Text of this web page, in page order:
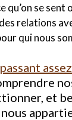
qu’on se sent
relations
qui nous
et